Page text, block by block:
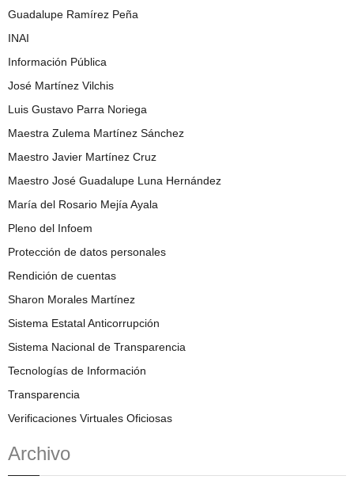
Guadalupe Ramírez Peña
INAI
Información Pública
José Martínez Vilchis
Luis Gustavo Parra Noriega
Maestra Zulema Martínez Sánchez
Maestro Javier Martínez Cruz
Maestro José Guadalupe Luna Hernández
María del Rosario Mejía Ayala
Pleno del Infoem
Protección de datos personales
Rendición de cuentas
Sharon Morales Martínez
Sistema Estatal Anticorrupción
Sistema Nacional de Transparencia
Tecnologías de Información
Transparencia
Verificaciones Virtuales Oficiosas
Archivo